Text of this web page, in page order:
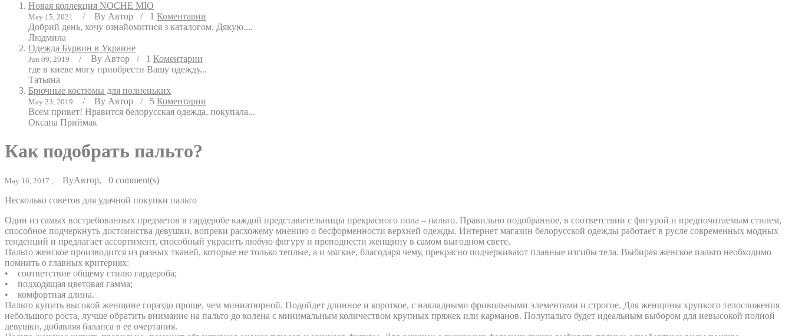
Новая коллекция NOCHE MIO
May 15, 2021 / By Автор / 1 Коментарии
Добрий день, хочу ознайомитися з каталогом. Дякую....
Людмила
Одежда Бурвин в Украине
Jun 09, 2019 / By Автор / 1 Коментарии
где в киеве могу приобрести Вашу одежду...
Татьяна
Брючные костюмы для полненьких
May 23, 2019 / By Автор / 5 Коментарии
Всем привет! Нравится белорусская одежда, покупала...
Оксана Приймак
Как подобрать пальто?
May 16, 2017 , ByАвтор, 0 comment(s)
Несколько советов для удачной покупки пальто
Один из самых востребованных предметов в гардеробе каждой представительницы прекрасного пола – пальто. Правильно подобранное, в соответствии с фигурой и предпочитаемым стилем,
способное подчеркнуть достоинства девушки, вопреки расхожему мнению о бесформенности верхней одежды. Интернет магазин белорусской одежды работает в русле современных модных
тенденций и предлагает ассортимент, способный украсить любую фигуру и преподнести женщину в самом выгодном свете.
Пальто женское производится из разных тканей, которые не только теплые, а и мягкие, благодаря чему, прекрасно подчеркивают плавные изгибы тела. Выбирая женское пальто необходимо
помнить о главных критериях:
• соответствие общему стилю гардероба;
• подходящая цветовая гамма;
• комфортная длина.
Пальто купить высокой женщине гораздо проще, чем миниатюрной. Подойдет длинное и короткое, с накладными фривольными элементами и строгое. Для женщины хрупкого телосложения
небольшого роста, лучше обратить внимание на пальто до колена с минимальным количеством крупных пряжек или карманов. Полупальто будет идеальным выбором для невысокой полной
девушки, добавляя баланса в ее очертания.